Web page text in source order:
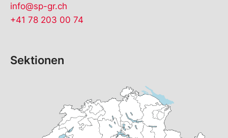
info@sp-gr.ch
+41 78 203 00 74
Sektionen